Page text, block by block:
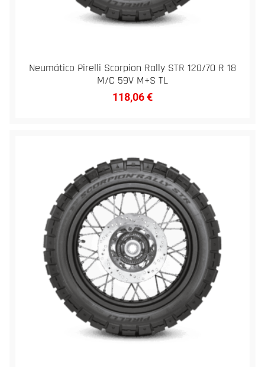
Neumático Pirelli Scorpion Rally STR 120/70 R 18
M/C 59V M+S TL
118,06€